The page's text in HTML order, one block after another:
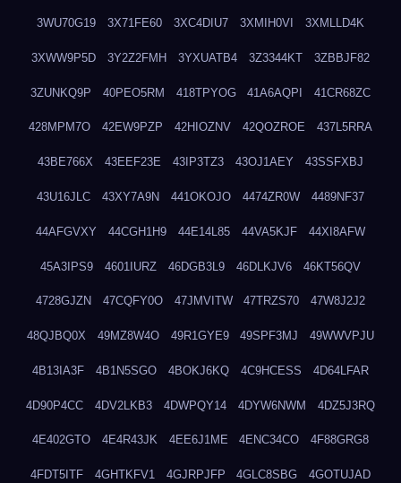
3WU70G19 3X71FE60 3XC4DIU7 3XMIH0VI 3XMLLD4K
3XWW9P5D 3Y2Z2FMH 3YXUATB4 3Z3344KT 3ZBBJF82
3ZUNKQ9P 40PEO5RM 418TPYOG 41A6AQPI 41CR68ZC
428MPM7O 42EW9PZP 42HIOZNV 42QOZROE 437L5RRA
43BE766X 43EEF23E 43IP3TZ3 43OJ1AEY 43SSFXBJ
43U16JLC 43XY7A9N 441OKOJO 4474ZR0W 4489NF37
44AFGVXY 44CGH1H9 44E14L85 44VA5KJF 44XI8AFW
45A3IPS9 4601IURZ 46DGB3L9 46DLKJV6 46KT56QV
4728GJZN 47CQFY0O 47JMVITW 47TRZS70 47W8J2J2
48QJBQ0X 49MZ8W4O 49R1GYE9 49SPF3MJ 49WWVPJU
4B13IA3F 4B1N5SGO 4BOKJ6KQ 4C9HCESS 4D64LFAR
4D90P4CC 4DV2LKB3 4DWPQY14 4DYW6NWM 4DZ5J3RQ
4E402GTO 4E4R43JK 4EE6J1ME 4ENC34CO 4F88GRG8
4FDT5ITF 4GHTKFV1 4GJRPJFP 4GLC8SBG 4GOTUJAD